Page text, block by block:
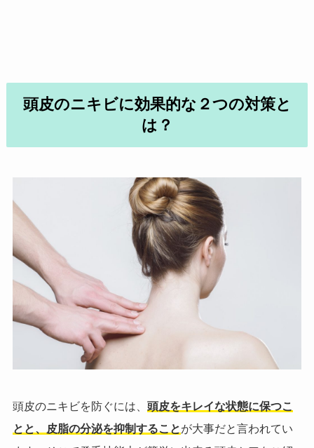
頭皮のニキビに効果的な２つの対策と
は？
頭皮のニキビを防ぐには、 頭皮をキレイな状態に保つこ
とと、皮脂の分泌を抑制することが大事だと言われてい